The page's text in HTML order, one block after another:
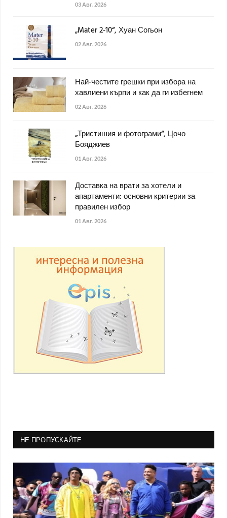
03 Авг. 2026
„Mater 2-10“, Хуан Согьон
02 Авг. 2026
Най-честите грешки при избора на
хавлиени кърпи и как да ги избегнем
02 Авг. 2026
„Тристишия и фотограми“, Цочо
Бояджиев
01 Авг. 2026
Доставка на врати за хотели и
апартаменти: основни критерии за
правилен избор
01 Авг. 2026
НЕ ПРОПУСКАЙТЕ